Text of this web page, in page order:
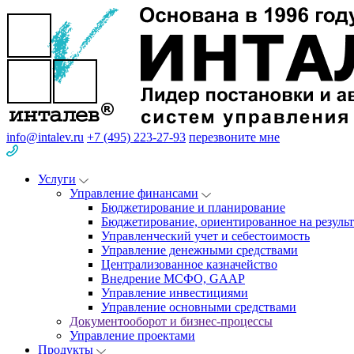
info@intalev.ru +7 (495) 223-27-93 перезвоните мне
Услуги
Управление финансами
Бюджетирование и планирование
Бюджетирование, ориентированное на
Управленческий учет и себестоимость
Управление денежными средствами
Централизованное казначейство
Внедрение МСФО, GAAP
Управление инвестициями
Управление основными средствами
Документооборот и бизнес-процессы
Управление проектами
Продукты